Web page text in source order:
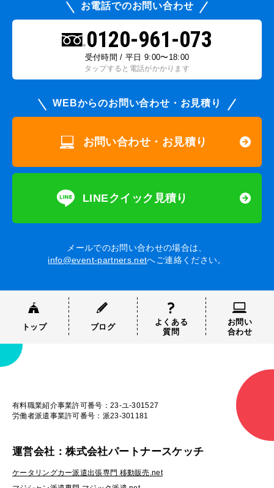
お電話でのお問い合わせ
0120-961-073
受付時間 / 平日 9:00〜18:00
タップすると電話がかかります
WEBからのお問い合わせ・お見積り
お問い合わせ・お見積り
LINEクイック見積り
メールでのお問い合わせの場合は、
info@event-partners.netへご連絡ください。
トップ ブログ
よくある
質問
お問い
合わせ
有料職業紹介事業許可番号：23-ユ-301527
労働者派遣事業許可番号：派23-301181
運営会社：株式会社パートナースケッチ
ケータリングカー派遣出張専門 移動販売.net